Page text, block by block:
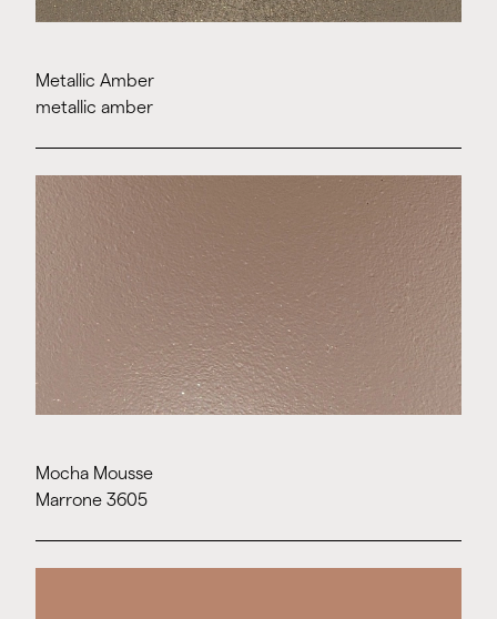
Metallic Amber
metallic amber
Mocha Mousse
Marrone 3605